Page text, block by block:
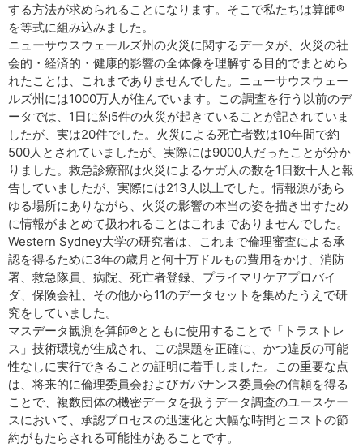
する方法が求められることになります。そこで私たちは算師®
を等式に組み込みました。
ニューサウスウェールズ州の火災に関するデータが、火災の社
会的・経済的・健康的影響の全体像を理解する目的でまとめら
れたことは、これまでありませんでした。ニューサウスウェー
ルズ州には1000万人が住んでいます。この調査を行う以前のデ
ータでは、1日に約5件の火災が起きていることが記されていま
したが、実は20件でした。火災による死亡者数は10年間で約
500人とされていましたが、実際には9000人だったことが分か
りました。救急診療部は火災によるケガ人の数を1日数十人と報
告していましたが、実際には213人以上でした。情報源があら
ゆる場所にありながら、火災の影響の本当の姿を描き出すため
に情報がまとめて扱われることはこれまでありませんでした。
Western Sydney大学の研究者は、これまで倫理審査による承
認を得るために3年の歳月と何十万ドルもの費用をかけ、消防
署、救急隊員、病院、死亡者登録、プライマリケアプロバイ
ダ、保険会社、その他から11のデータセットを集めたうえで研
究をしていました。
マスデータ観測を算師®とともに使用することで「トラストレ
ス」技術環境が生成され、この課題を正確に、かつ違反の可能
性なしに実行できることの証明に着手しました。この重要な点
は、将来的に倫理委員会およびガバナンス委員会の信頼を得る
ことで、複数団体の機密データを扱うデータ調査のユースケー
スにおいて、承認プロセスの迅速化と大幅な時間とコストの節
約がもたらされる可能性があることです。